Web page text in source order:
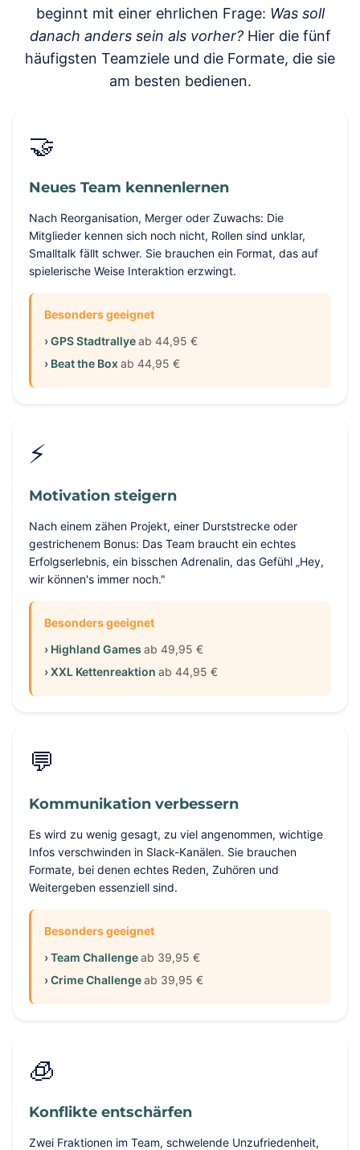
beginnt mit einer ehrlichen Frage: Was soll
danach anders sein als vorher?Hier die fünf
häufigsten Teamziele und die Formate, die sie
am besten bedienen.
🤝
Neues Team kennenlernen
Nach Reorganisation, Merger oder Zuwachs: Die
Mitglieder kennen sich noch nicht, Rollen sind unklar,
Smalltalk fällt schwer. Sie brauchen ein Format, das auf
spielerische Weise Interaktion erzwingt.
Besonders geeignet
› GPS Stadtrallyeab 44,95 €
› Beat the Boxab 44,95 €
⚡
Motivation steigern
Nach einem zähen Projekt, einer Durststrecke oder
gestrichenem Bonus: Das Team braucht ein echtes
Erfolgserlebnis, ein bisschen Adrenalin, das Gefühl „Hey,
wir können's immer noch."
Besonders geeignet
› Highland Games ab 49,95 €
› XXL Kettenreaktion ab 44,95 €
💬
Kommunikation verbessern
Es wird zu wenig gesagt, zu viel angenommen, wichtige
Infos verschwinden in Slack-Kanälen. Sie brauchen
Formate, bei denen echtes Reden, Zuhören und
Weitergeben essenziell sind.
Besonders geeignet
› Team Challengeab 39,95 €
› Crime Challengeab 39,95 €
🧊
Konflikte entschärfen
Zwei Fraktionen im Team, schwelende Unzufriedenheit,